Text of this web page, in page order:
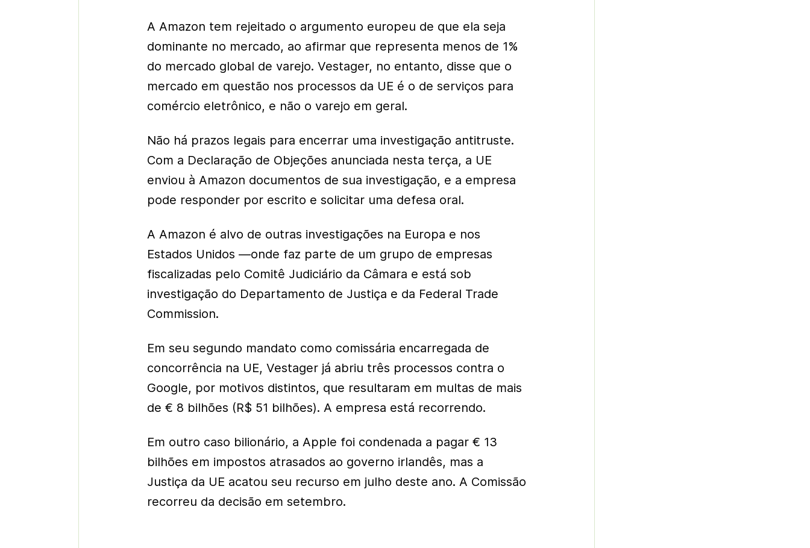
A Amazon tem rejeitado o argumento europeu de que ela seja
dominante no mercado, ao afirmar que representa menos de 1%
do mercado global de varejo. Vestager, no entanto, disse que o
mercado em questão nos processos da UE é o de serviços para
comércio eletrônico, e não o varejo em geral.
Não há prazos legais para encerrar uma investigação antitruste.
Com a Declaração de Objeções anunciada nesta terça, a UE
enviou à Amazon documentos de sua investigação, e a empresa
pode responder por escrito e solicitar uma defesa oral.
A Amazon é alvo de outras investigações na Europa e nos
Estados Unidos —onde faz parte de um grupo de empresas
fiscalizadas pelo Comitê Judiciário da Câmara e está sob
investigação do Departamento de Justiça e da Federal Trade
Commission.
Em seu segundo mandato como comissária encarregada de
concorrência na UE, Vestager já abriu três processos contra o
Google, por motivos distintos, que resultaram em multas de mais
de € 8 bilhões (R$ 51 bilhões). A empresa está recorrendo.
Em outro caso bilionário, a Apple foi condenada a pagar € 13
bilhões em impostos atrasados ao governo irlandês, mas a
Justiça da UE acatou seu recurso em julho deste ano. A Comissão
recorreu da decisão em setembro.